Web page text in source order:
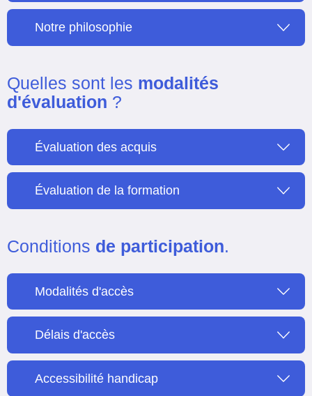
Notre philosophie
Quelles sont les modalités
d'évaluation ?
Évaluation des acquis
Évaluation de la formation
Conditions de participation.
Modalités d'accès
Délais d'accès
Accessibilité handicap